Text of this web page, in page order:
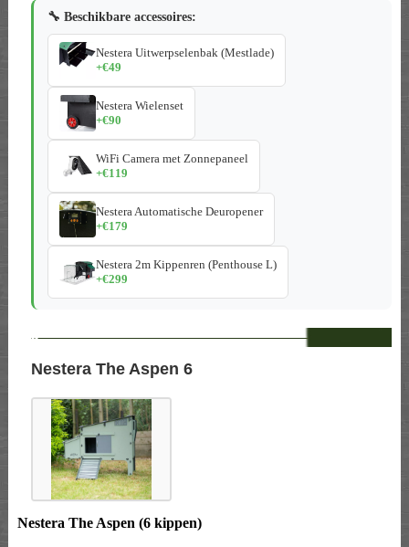
🔧 Beschikbare accessoires:
Nestera Uitwerpselenbak (Mestlade)
+€49
Nestera Wielenset
+€90
WiFi Camera met Zonnepaneel
+€119
Nestera Automatische Deuropener
+€179
Nestera 2m Kippenren (Penthouse L)
+€299
--
Nestera The Aspen 6
Nestera The Aspen (6 kippen)